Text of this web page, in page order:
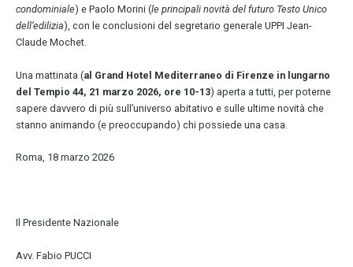
condominiale) e Paolo Morini (le principali novità del futuro Testo Unico
dell’edilizia), con le conclusioni del segretario generale UPPI Jean-
Claude Mochet.
Una mattinata (al Grand Hotel Mediterraneo di Firenze in lungarno
del Tempio 44, 21 marzo 2026, ore 10-13) aperta a tutti, per poterne
sapere davvero di più sull’universo abitativo e sulle ultime novità che
stanno animando (e preoccupando) chi possiede una casa.
Roma, 18 marzo 2026
Il Presidente Nazionale
Avv. Fabio PUCCI